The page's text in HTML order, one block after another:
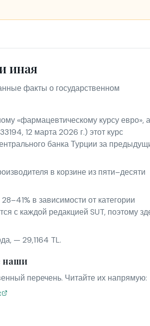
иная
факты о государственном
«фармацевтическому курсу евро»,
12 марта 2026 г.) этот курс
банка Турции за
в корзине из пяти–десяти
в зависимости от категории
с каждой редакцией SUT, поэтому
— 29,1164 TL.
наши
перечень. Читайте их напрямую: